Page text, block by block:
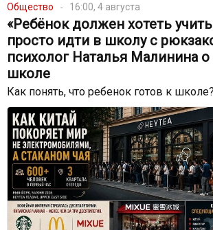
Общество 16:00, 4 августа
«Ребёнок должен хотеть
просто идти в школу с
психолог Наталья Малинина о
школе
Как понять, что ребенок готов к школе?